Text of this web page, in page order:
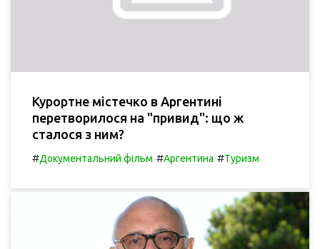
Курортне містечко в Аргентині
перетворилося на "привид": що ж
сталося з ним?
#Документальний фільм #Аргентина #Туризм